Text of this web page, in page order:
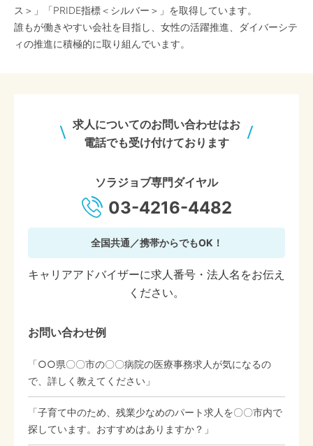
ス＞」「PRIDE指標＜シルバー＞」を取得しています。
誰もが働きやすい会社を目指し、女性の活躍推進、ダイバーシテ
ィの推進に積極的に取り組んでいます。
求人についてのお問い合わせはお
電話でも受け付けております
ソラジョブ専門ダイヤル
03-4216-4482
全国共通／携帯からでもOK！
キャリアアドバイザーに求人番号・法人名をお伝え
ください。
お問い合わせ例
「○○県〇〇市の〇〇病院の医療事務求人が気になるの
で、詳しく教えてください」
「子育て中のため、残業少なめのパート求人を〇〇市内で
探しています。おすすめはありますか？」